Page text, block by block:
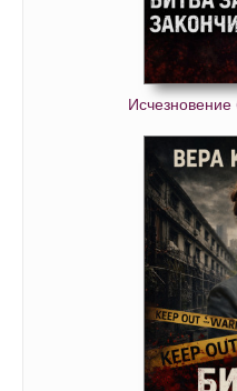
Исчезновение